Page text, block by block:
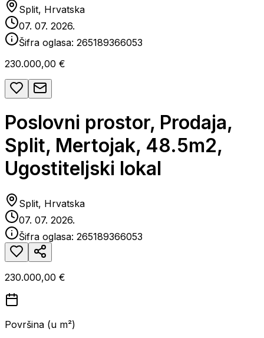
Split, Hrvatska
07. 07. 2026.
Šifra oglasa: 265189366053
230.000,00 €
Poslovni prostor, Prodaja,
Split, Mertojak, 48.5m2,
Ugostiteljski lokal
Split, Hrvatska
07. 07. 2026.
Šifra oglasa: 265189366053
230.000,00 €
Površina (u m²)